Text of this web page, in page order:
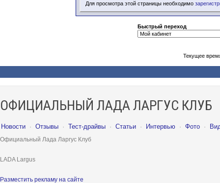
Для просмотра этой страницы необходимо
Быстрый переход
Текущее
ОФИЦИАЛЬНЫЙ ЛАДА ЛАРГУС КЛУБ
Новости · Отзывы · Тест-драйвы · Статьи · Интервью · Фото ·
Официальный Лада Ларгус Клуб
LADA Largus
Разместить рекламу на сайте